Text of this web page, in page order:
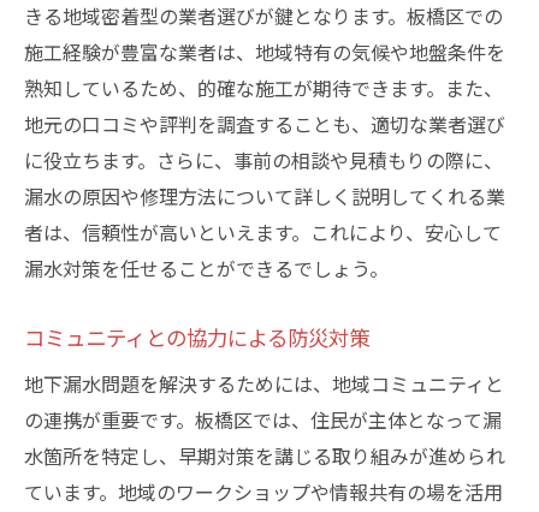
きる地域密着型の業者選びが鍵となります。板橋区での
施工経験が豊富な業者は、地域特有の気候や地盤条件を
熟知しているため、的確な施工が期待できます。また、
地元の口コミや評判を調査することも、適切な業者選び
に役立ちます。さらに、事前の相談や見積もりの際に、
漏水の原因や修理方法について詳しく説明してくれる業
者は、信頼性が高いといえます。これにより、安心して
漏水対策を任せることができるでしょう。
コミュニティとの協力による防災対策
地下漏水問題を解決するためには、地域コミュニティと
の連携が重要です。板橋区では、住民が主体となって漏
水箇所を特定し、早期対策を講じる取り組みが進められ
ています。地域のワークショップや情報共有の場を活用